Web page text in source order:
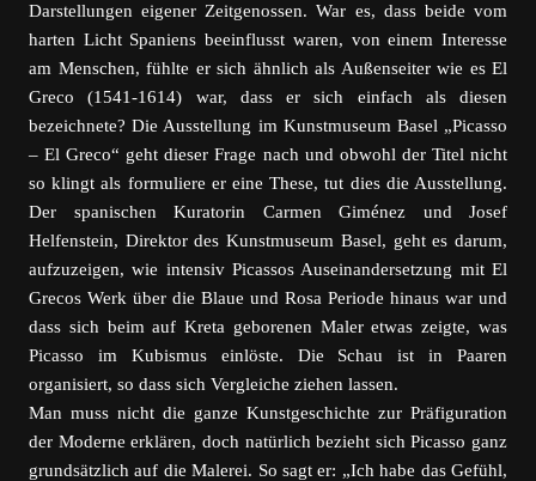
Darstellungen eigener Zeitgenossen. War es, dass beide vom
harten Licht Spaniens beeinflusst waren, von einem Interesse
am Menschen, fühlte er sich ähnlich als Außenseiter wie es El
Greco (1541-1614) war, dass er sich einfach als diesen
bezeichnete? Die Ausstellung im Kunstmuseum Basel „Picasso
– El Greco“ geht dieser Frage nach und obwohl der Titel nicht
so klingt als formuliere er eine These, tut dies die Ausstellung.
Der spanischen Kuratorin Carmen Giménez und Josef
Helfenstein, Direktor des Kunstmuseum Basel, geht es darum,
aufzuzeigen, wie intensiv Picassos Auseinandersetzung mit El
Grecos Werk über die Blaue und Rosa Periode hinaus war und
dass sich beim auf Kreta geborenen Maler etwas zeigte, was
Picasso im Kubismus einlöste. Die Schau ist in Paaren
organisiert, so dass sich Vergleiche ziehen lassen.
Man muss nicht die ganze Kunstgeschichte zur Präfiguration
der Moderne erklären, doch natürlich bezieht sich Picasso ganz
grundsätzlich auf die Malerei. So sagt er: „Ich habe das Gefühl,